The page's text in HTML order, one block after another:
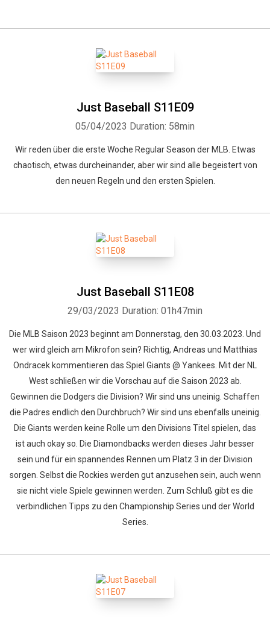
Just Baseball S11E09
05/04/2023 Duration: 58min
Wir reden über die erste Woche Regular Season der MLB. Etwas
chaotisch, etwas durcheinander, aber wir sind alle begeistert von
den neuen Regeln und den ersten Spielen.
Just Baseball S11E08
29/03/2023 Duration: 01h47min
Die MLB Saison 2023 beginnt am Donnerstag, den 30.03.2023. Und
wer wird gleich am Mikrofon sein? Richtig, Andreas und Matthias
Ondracek kommentieren das Spiel Giants @ Yankees. Mit der NL
West schließen wir die Vorschau auf die Saison 2023 ab.
Gewinnen die Dodgers die Division? Wir sind uns uneinig. Schaffen
die Padres endlich den Durchbruch? Wir sind uns ebenfalls uneinig.
Die Giants werden keine Rolle um den Divisions Titel spielen, das
ist auch okay so. Die Diamondbacks werden dieses Jahr besser
sein und für ein spannendes Rennen um Platz 3 in der Division
sorgen. Selbst die Rockies werden gut anzusehen sein, auch wenn
sie nicht viele Spiele gewinnen werden. Zum Schluß gibt es die
verbindlichen Tipps zu den Championship Series und der World
Series.